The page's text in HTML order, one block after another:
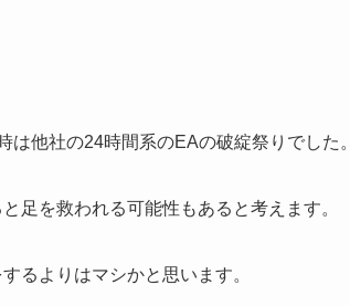
他社の24時間系のEAの破綻祭りでした。
足を救われる可能性もあると考えます。
るよりはマシかと思います。